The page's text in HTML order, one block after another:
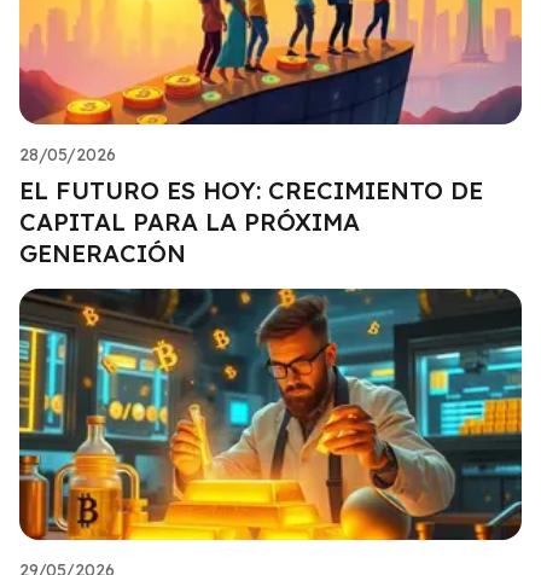
28/05/2026
EL FUTURO ES HOY: CRECIMIENTO DE
CAPITAL PARA LA PRÓXIMA
GENERACIÓN
29/05/2026